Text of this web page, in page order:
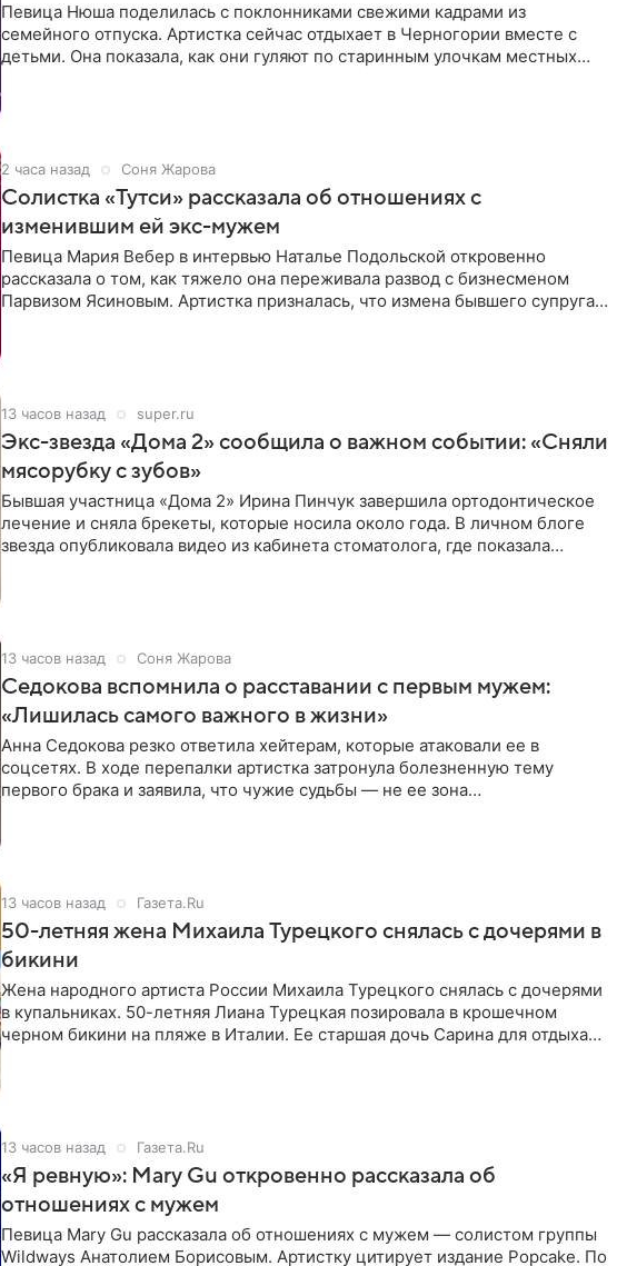
Певица Нюша поделилась с поклонниками свежими кадрами из
семейного отпуска. Артистка сейчас отдыхает в Черногории вместе с
детьми. Она показала, как они гуляют по старинным улочкам местных
2 часа назад Соня Жарова
Солистка «Тутси» рассказала об отношениях с
изменившим ей экс-мужем
Певица Мария Вебер в интервью Наталье Подольской откровенно
рассказала о том, как тяжело она переживала развод с бизнесменом
Парвизом Ясиновым. Артистка призналась, что измена бывшего супруга
13 часов назад super.ru
Экс-звезда «Дома 2» сообщила о важном событии: «Сняли
мясорубку с зубов»
Бывшая участница «Дома 2» Ирина Пинчук завершила ортодонтическое
лечение и сняла брекеты, которые носила около года. В личном блоге
звезда опубликовала видео из кабинета стоматолога, где показала
13 часов назад Соня Жарова
Седокова вспомнила о расставании с первым мужем:
«Лишилась самого важного в жизни»
Анна Седокова резко ответила хейтерам, которые атаковали ее в
соцсетях. В ходе перепалки артистка затронула болезненную тему
первого брака и заявила, что чужие судьбы — не ее зона
13 часов назад Газета.Ru
50-летняя жена Михаила Турецкого снялась с дочерями в
бикини
Жена народного артиста России Михаила Турецкого снялась с дочерями
в купальниках. 50-летняя Лиана Турецкая позировала в крошечном
черном бикини на пляже в Италии. Ее старшая дочь Сарина для отдыха
13 часов назад Газета.Ru
«Я ревную»: Mary Gu откровенно рассказала об
отношениях с мужем
Певица Mary Gu рассказала об отношениях с мужем — солистом группы
Wildways Анатолием Борисовым. Артистку цитирует издание Popcake. По